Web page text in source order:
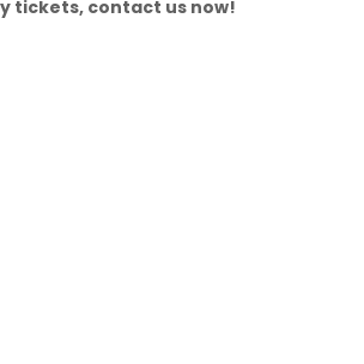
tickets, contact us now!